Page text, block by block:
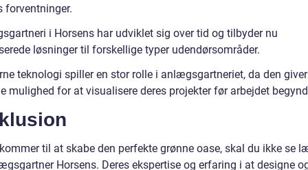
forventninger.
i Horsens har udviklet sig over tid og tilbyder nu
løsninger til forskellige typer udendørsområder.
teknologi spiller en stor rolle i anlægsgartneriet, da den giver
mulighed for at visualisere deres projekter før arbejdet
til at skabe den perfekte grønne oase, skal du ikke se
Horsens. Deres ekspertise og erfaring i at designe